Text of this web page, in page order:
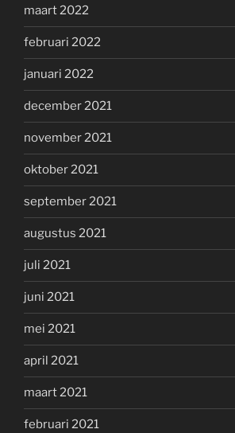
maart 2022
februari 2022
januari 2022
december 2021
november 2021
oktober 2021
september 2021
augustus 2021
juli 2021
juni 2021
mei 2021
april 2021
maart 2021
februari 2021